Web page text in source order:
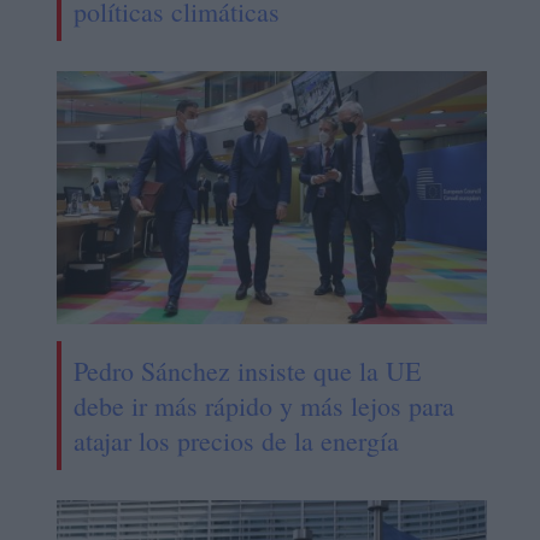
políticas climáticas
Pedro Sánchez insiste que la UE
debe ir más rápido y más lejos para
atajar los precios de la energía